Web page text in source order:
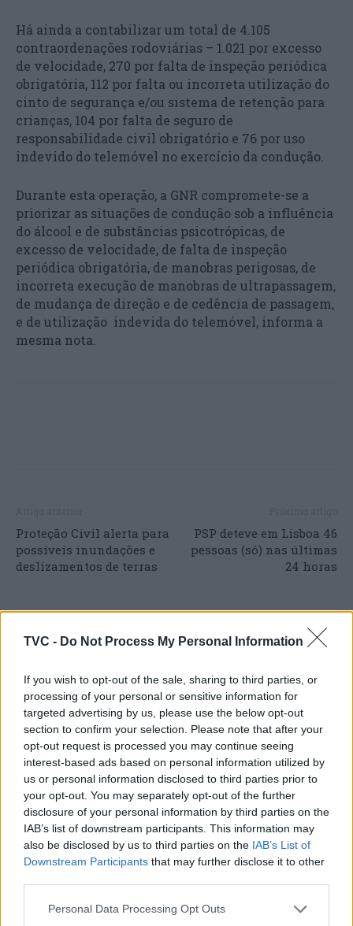
TVC - Do Not Process My Personal Information
If you wish to opt-out of the sale, sharing to third parties, or
processing of your personal or sensitive information for
targeted advertising by us, please use the below opt-out
section to confirm your selection. Please note that after your
opt-out request is processed you may continue seeing
interest-based ads based on personal information utilized by
us or personal information disclosed to third parties prior to
your opt-out. You may separately opt-out of the further
disclosure of your personal information by third parties on the
IAB’s list of downstream participants. This information may
also be disclosed by us to third parties on the IAB’s List of
Downstream Participants that may further disclose it to other
Personal Data Processing Opt Outs
Há ainda a contabilizar um total de 4.105
contraordenações rodoviárias – 1.021 por excesso
de velocidade, 270 por falta de inspeção periódica
obrigatória, 112 por falta ou incorreta utilização do
cinto de segurança e/ou sistema de retenção para
crianças, 104 por falta de seguro de
responsabilidade civil obrigatório e 76 por uso
indevido do telemóvel no exercício da condução.
Durante esta operação, a GNR compromete-se a
priorizar as situações de condução sob a influência
do álcool e de substâncias psicotrópicas, de
excesso de velocidade, de falta de inspeção
periódica obrigatória, de manobras perigosas, de
incorreta execução de manobras de ultrapassagem,
de mudança de direção e de cedência de passagem,
e de utilização indevida do telemóvel, informa a
mesma nota.
Proteção Civil alerta para
possíveis inundações e
deslizamentos de terras
PSP deteve em Lisboa 46
pessoas (só) nas últimas
24 horas
ARTIGOS RELACIONADOSMAIS DO AUTOR
França volta a evacuar milhares de
pessoas devido a incêndio de grandes
dimensões na Gironda